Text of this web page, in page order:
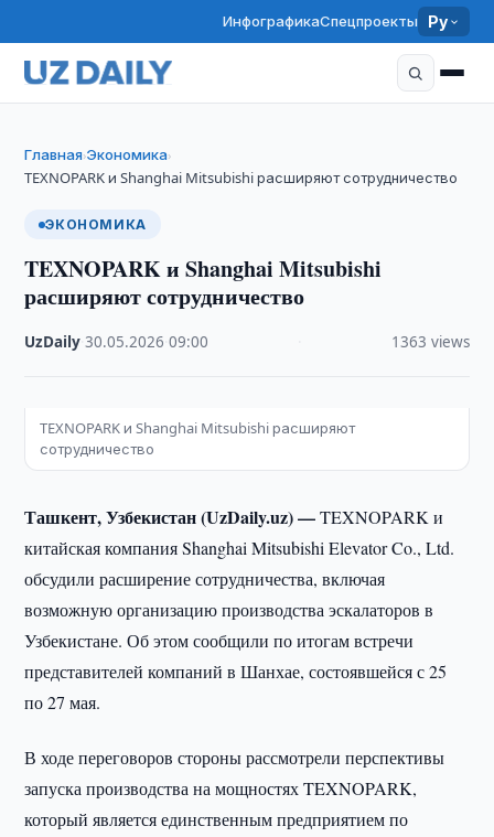
ИнфографикаСпецпроекты Ру
Главная›Экономика›
TEXNOPARK и Shanghai Mitsubishi расширяют сотрудничество
ЭКОНОМИКА
TEXNOPARK и Shanghai Mitsubishi
расширяют сотрудничество
UzDaily ·30.05.2026 ·09:00 1363 views
TEXNOPARK и Shanghai Mitsubishi расширяют
сотрудничество
Ташкент, Узбекистан (UzDaily.uz) —TEXNOPARK и
китайская компания Shanghai Mitsubishi Elevator Co., Ltd.
обсудили расширение сотрудничества, включая
возможную организацию производства эскалаторов в
Узбекистане. Об этом сообщили по итогам встречи
представителей компаний в Шанхае, состоявшейся с 25
по 27 мая.
В ходе переговоров стороны рассмотрели перспективы
запуска производства на мощностях TEXNOPARK,
который является единственным предприятием по